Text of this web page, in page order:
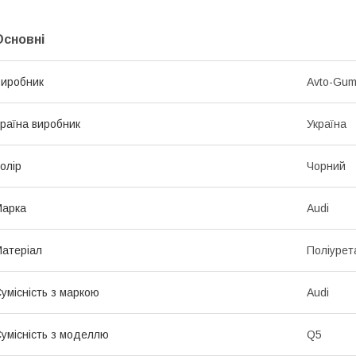
Avto-
виробник Україна
Чорний
Audi
з маркою Audi
з моделлю Q5